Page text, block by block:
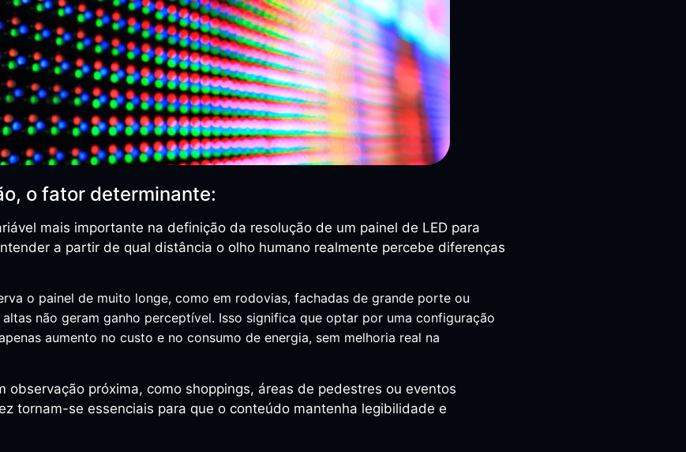
o fator determinante:
mais importante na definição da resolução de um painel de LED para
a partir de qual distância o olho humano realmente percebe diferenças
o painel de muito longe, como em rodovias, fachadas de grande porte ou
não geram ganho perceptível. Isso significa que optar por uma configuração
aumento no custo e no consumo de energia, sem melhoria real na
observação próxima, como shoppings, áreas de pedestres ou eventos
tornam-se essenciais para que o conteúdo mantenha legibilidade e